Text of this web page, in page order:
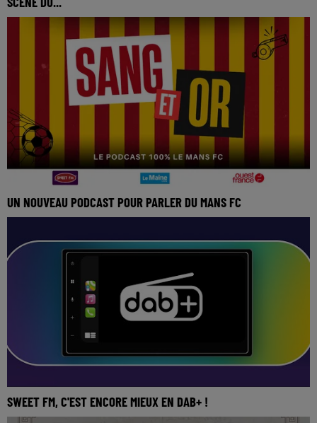
UN NOUVEAU PODCAST POUR PARLER DU MANS FC
SWEET FM, C'EST ENCORE MIEUX EN DAB+ !